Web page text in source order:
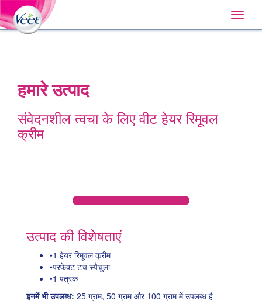
to:
Primary
Home
Main
Navigation
Toggle
हमारे उत्पाद
संवेदनशील त्वचा के लिए वीट हेयर रिमूवल
क्रीम
उत्पाद की विशेषताएं
•1 हेयर रिमूवल क्रीम
•परफेक्ट टच स्पैचुला
•1 पत्रक
इनमें भी उपलब्ध: 25 ग्राम, 50 ग्राम और 100 ग्राम में उपलब्ध है